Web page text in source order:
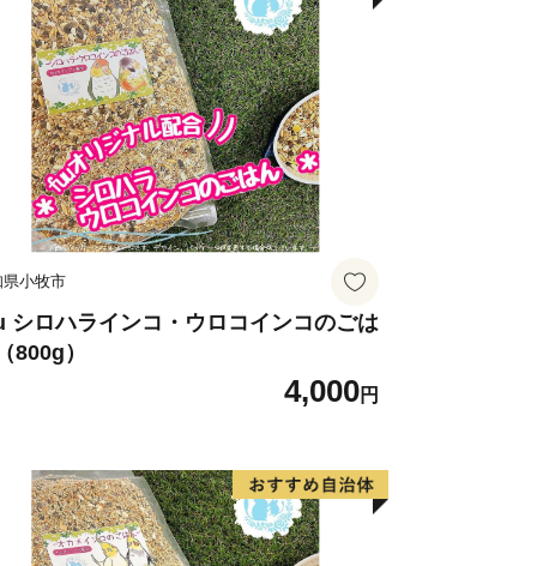
と寄附金担当
県小牧市
シロハラインコ・ウロコインコのごは
800g）
4,000円